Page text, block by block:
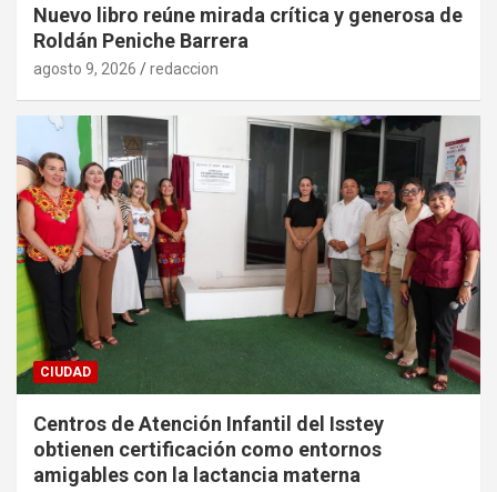
Nuevo libro reúne mirada crítica y generosa de
Roldán Peniche Barrera
agosto 9, 2026 redaccion
CIUDAD
Centros de Atención Infantil del Isstey
obtienen certificación como entornos
amigables con la lactancia materna